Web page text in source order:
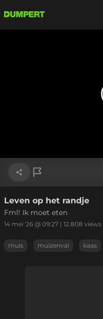
Link kopiëren
Leven op het randje
Fml! Ik moet eten
14 mei '26 @ 09:27 | 12.808 views
muis muizenval kaas